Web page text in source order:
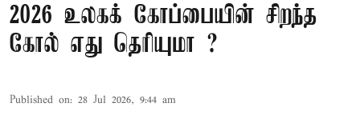
2026 உலகக் கோப்பையின் சிறந்த
கோல் எது தெரியுமா ?
Published on: 28 Jul 2026, 9:44 am